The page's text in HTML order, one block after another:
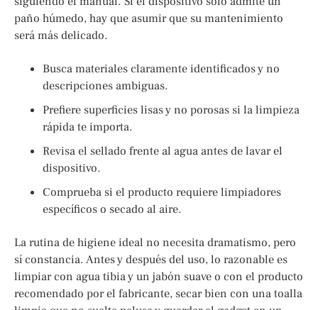
paño húmedo, hay que asumir que su mantenimiento
será más delicado.
Busca materiales claramente identificados y no
descripciones ambiguas.
Prefiere superficies lisas y no porosas si la limpieza
rápida te importa.
Revisa el sellado frente al agua antes de lavar el
dispositivo.
Comprueba si el producto requiere limpiadores
específicos o secado al aire.
La rutina de higiene ideal no necesita dramatismo, pero
sí constancia. Antes y después del uso, lo razonable es
limpiar con agua tibia y un jabón suave o con el producto
recomendado por el fabricante, secar bien con una toalla